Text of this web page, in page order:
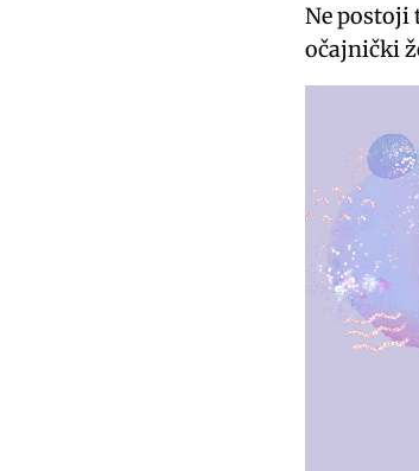
Ne postoji
očajnički